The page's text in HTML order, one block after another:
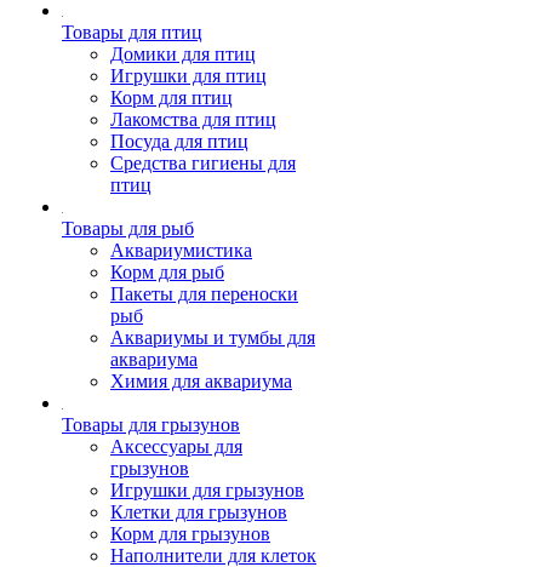
Товары для птиц
Домики для птиц
Игрушки для птиц
Корм для птиц
Лакомства для птиц
Посуда для птиц
Средства гигиены для
птиц
Товары для рыб
Аквариумистика
Корм для рыб
Пакеты для переноски
рыб
Аквариумы и тумбы для
аквариума
Химия для аквариума
Товары для грызунов
Аксессуары для
грызунов
Игрушки для грызунов
Клетки для грызунов
Корм для грызунов
Наполнители для клеток